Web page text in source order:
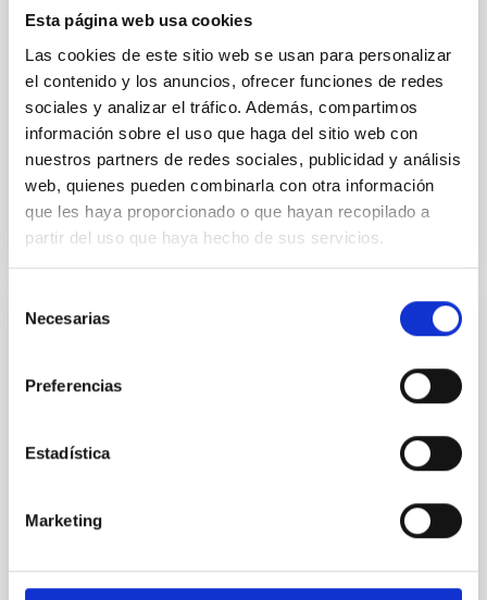
Esta página web usa cookies
Las cookies de este sitio web se usan para personalizar
el contenido y los anuncios, ofrecer funciones de redes
sociales y analizar el tráfico. Además, compartimos
información sobre el uso que haga del sitio web con
nuestros partners de redes sociales, publicidad y análisis
web, quienes pueden combinarla con otra información
que les haya proporcionado o que hayan recopilado a
partir del uso que haya hecho de sus servicios.
Necesarias
Preferencias
Estadística
Marketing
their angular momentum vectors appear random
Yin, Sean et al.
Fecha de publicación:
5 2026
BIBCODE 2026APJ..1003...83Y
NÚMERO DE CITAS 0
CON ÁRBITRO
Clues to inside-out quenching in quiescent
galaxies at 1.2 ≲ z ≲ 2.2: Age, Fe-, and
SUSPENSE
quiescent galaxies at cosmic noon provide powerful
insights into star-formation quenching and stellar